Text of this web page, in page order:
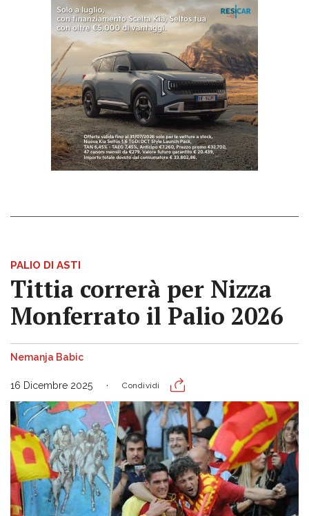
PALIO DI ASTI
Tittia correrà per Nizza
Monferrato il Palio 2026
Nemanja Babic
16 Dicembre 2025 Condividi